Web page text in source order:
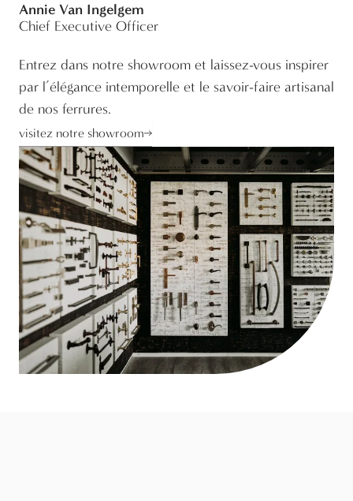
Annie Van Ingelgem
Chief Executive Officer
Entrez dans notre showroom et laissez-vous inspirer
par l’élégance intemporelle et le savoir-faire artisanal
de nos ferrures.
visitez notre showroom